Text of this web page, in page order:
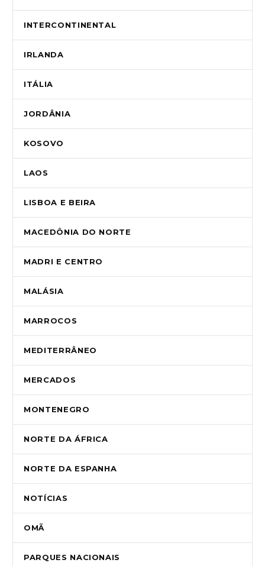
INTERCONTINENTAL
IRLANDA
ITÁLIA
JORDÂNIA
KOSOVO
LAOS
LISBOA E BEIRA
MACEDÔNIA DO NORTE
MADRI E CENTRO
MALÁSIA
MARROCOS
MEDITERRÂNEO
MERCADOS
MONTENEGRO
NORTE DA ÁFRICA
NORTE DA ESPANHA
NOTÍCIAS
OMÃ
PARQUES NACIONAIS